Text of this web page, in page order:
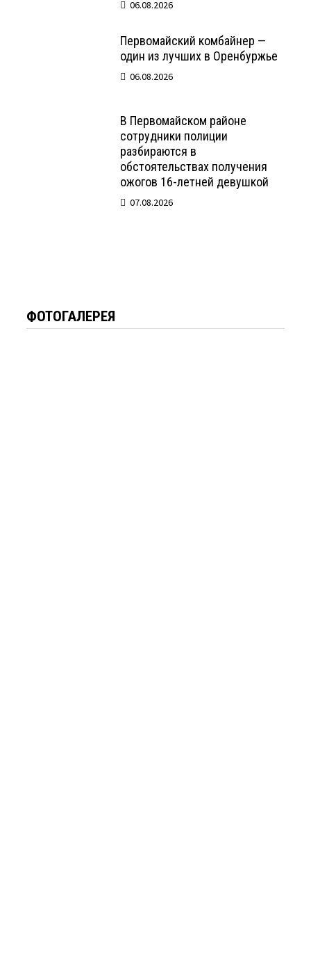
06.08.2026
Первомайский комбайнер —
один из лучших в Оренбуржье
06.08.2026
В Первомайском районе
сотрудники полиции
разбираются в
обстоятельствах получения
ожогов 16-летней девушкой
07.08.2026
ФОТОГАЛЕРЕЯ